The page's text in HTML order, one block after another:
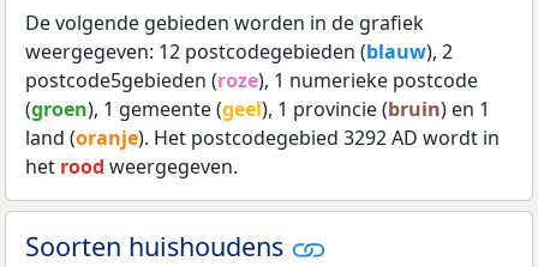
De volgende gebieden worden in de grafiek
weergegeven: 12 postcodegebieden (blauw), 2
postcode5gebieden (roze), 1 numerieke postcode
(groen), 1 gemeente (geel), 1 provincie (bruin) en 1
land (oranje). Het postcodegebied 3292 AD wordt in
het rood weergegeven.
Soorten huishoudens